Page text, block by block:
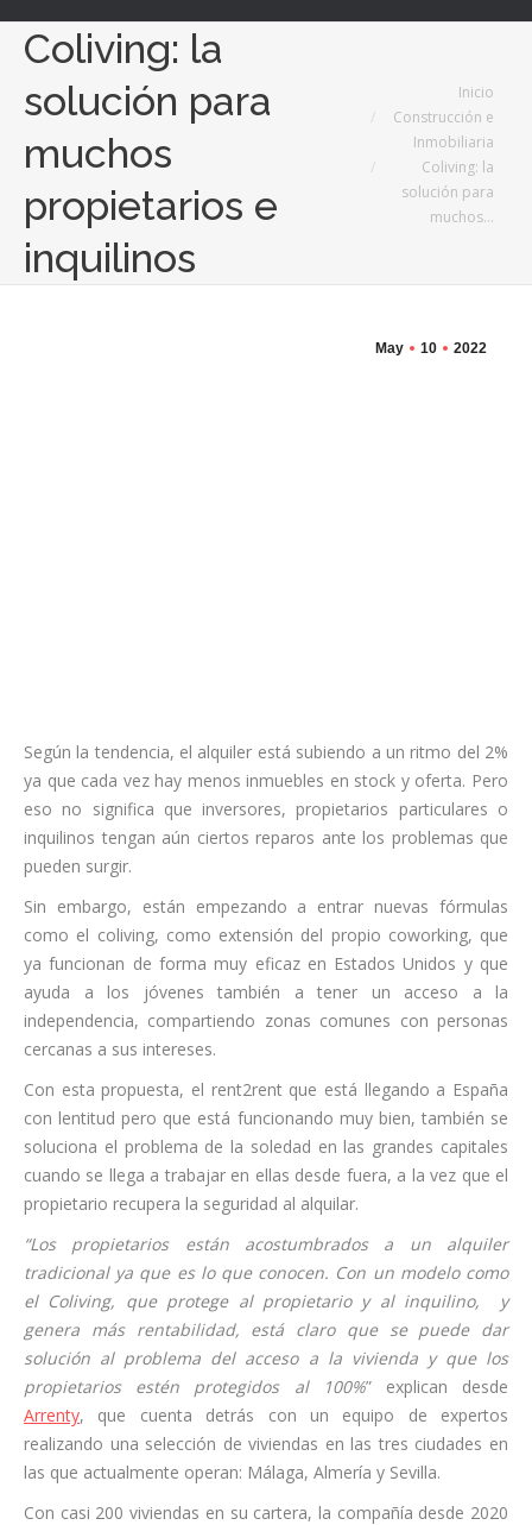
Coliving: la
solución para
muchos
propietarios e
inquilinos
Inicio
Construcción e
Inmobiliaria
Coliving: la
solución para
muchos…
May 10 2022
Según la tendencia, el alquiler está subiendo a un ritmo del 2%
ya que cada vez hay menos inmuebles en stock y oferta. Pero
eso no significa que inversores, propietarios particulares o
inquilinos tengan aún ciertos reparos ante los problemas que
pueden surgir.
Sin embargo, están empezando a entrar nuevas fórmulas
como el coliving, como extensión del propio coworking, que
ya funcionan de forma muy eficaz en Estados Unidos y que
ayuda a los jóvenes también a tener un acceso a la
independencia, compartiendo zonas comunes con personas
cercanas a sus intereses.
Con esta propuesta, el rent2rent que está llegando a España
con lentitud pero que está funcionando muy bien, también se
soluciona el problema de la soledad en las grandes capitales
cuando se llega a trabajar en ellas desde fuera, a la vez que el
propietario recupera la seguridad al alquilar.
“Los propietarios están acostumbrados a un alquiler
tradicional ya que es lo que conocen. Con un modelo como
el Coliving, que protege al propietario y al inquilino, y
genera más rentabilidad, está claro que se puede dar
solución al problema del acceso a la vivienda y que los
propietarios estén protegidos al 100%” explican desde
Arrenty, que cuenta detrás con un equipo de expertos
realizando una selección de viviendas en las tres ciudades en
las que actualmente operan: Málaga, Almería y Sevilla.
Con casi 200 viviendas en su cartera, la compañía desde 2020